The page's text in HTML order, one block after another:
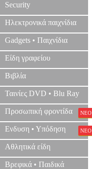
Security
Ηλεκτρονικά παιχνίδια
Gadgets • Παιχνίδια
Είδη γραφείου
Βιβλία
Ταινίες DVD • Blu Ray
Προσωπική φροντίδα ΝΕΟ
Ενδυση • Υπόδηση ΝΕΟ
Αθλητικά είδη
Βρεφικά • Παιδικά